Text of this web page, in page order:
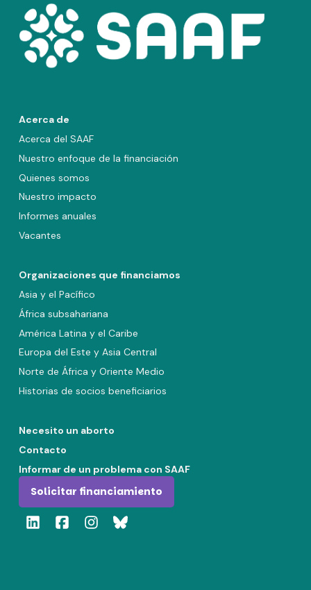
Acerca de
Acerca del SAAF
Nuestro enfoque de la financiación
Quienes somos
Nuestro impacto
Informes anuales
Vacantes
Organizaciones que financiamos
Asia y el Pacífico
África subsahariana
América Latina y el Caribe
Europa del Este y Asia Central
Norte de África y Oriente Medio
Historias de socios beneficiarios
Necesito un aborto
Contacto
Informar de un problema con SAAF
Solicitar financiamiento